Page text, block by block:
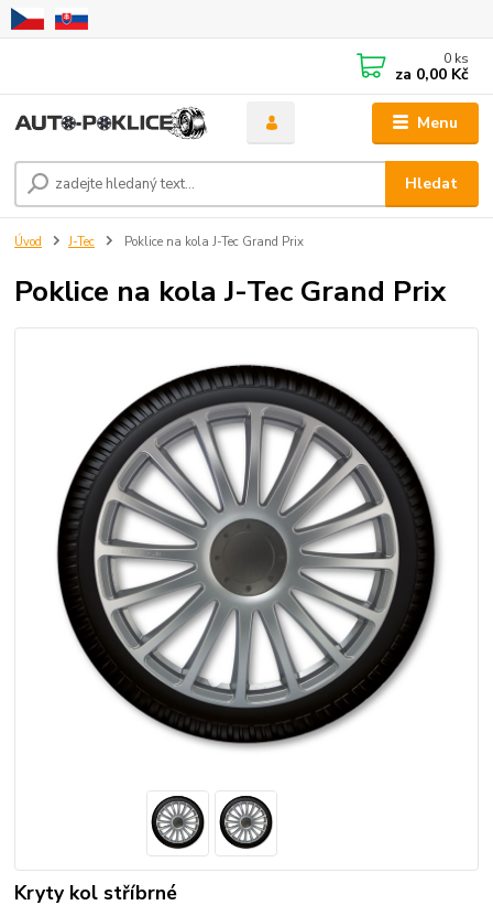
Menu
Hledat
0 ks
za 0,00 Kč
Úvod J-Tec Poklice na kola J-Tec Grand Prix
Poklice na kola J-Tec Grand Prix
Kryty kol stříbrné